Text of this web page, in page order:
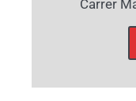
Carrer